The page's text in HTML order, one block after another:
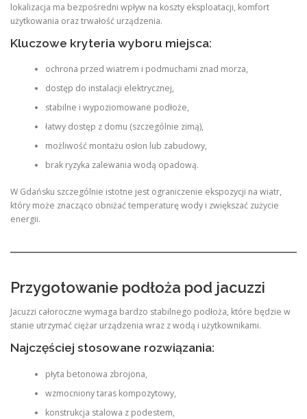
lokalizacja ma bezpośredni wpływ na koszty eksploatacji, komfort
użytkowania oraz trwałość urządzenia.
Kluczowe kryteria wyboru miejsca:
ochrona przed wiatrem i podmuchami znad morza,
dostęp do instalacji elektrycznej,
stabilne i wypoziomowane podłoże,
łatwy dostęp z domu (szczególnie zimą),
możliwość montażu osłon lub zabudowy,
brak ryzyka zalewania wodą opadową.
W Gdańsku szczególnie istotne jest ograniczenie ekspozycji na wiatr,
który może znacząco obniżać temperaturę wody i zwiększać zużycie
energii.
Przygotowanie podłoża pod jacuzzi
Jacuzzi całoroczne wymaga bardzo stabilnego podłoża, które będzie w
stanie utrzymać ciężar urządzenia wraz z wodą i użytkownikami.
Najczęściej stosowane rozwiązania:
płyta betonowa zbrojona,
wzmocniony taras kompozytowy,
konstrukcja stalowa z podestem,